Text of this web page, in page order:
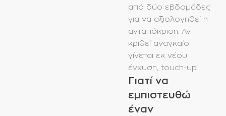
από δύο εβδομάδες
για να αξιολογηθεί η
ανταπόκριση. Αν
κριθεί αναγκαίο
γίνεται εκ νέου
έγχυση, touch-up.
Γιατί να
εμπιστευθώ
έναν